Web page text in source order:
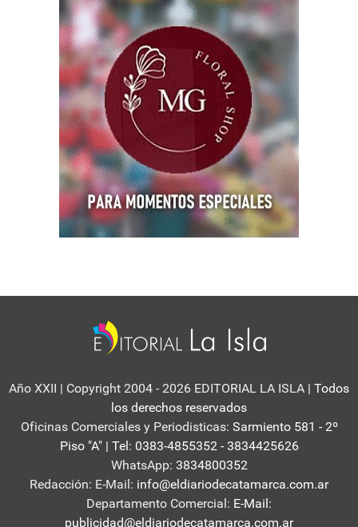
Año XXII | Copyright 2004 - 2026 EDITORIAL LA ISLA | Todos
los derechos reservados
Oficinas Comerciales y Periodisticas: Sarmiento 581 - 2º
Piso "A" | Tel: 0383-4855352 - 3834425626
WhatsApp: 3834800352
Redacción: E-Mail: info@eldiariodecatamarca.com.ar
Departamento Comercial: E-Mail:
publicidad@eldiariodecatamarca.com.ar